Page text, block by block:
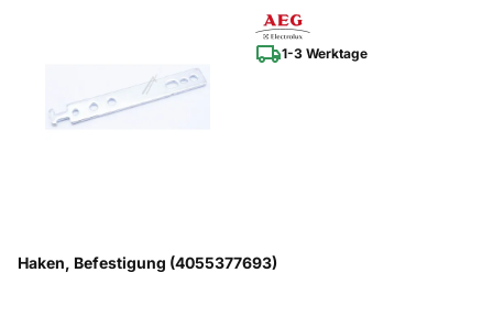
1-3 Werktage
Haken, Befestigung (4055377693)